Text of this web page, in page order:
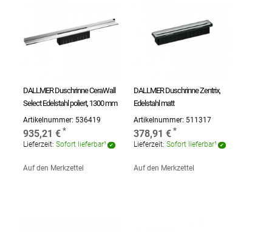
DALLMER Duschrinne CeraWall
Select Edelstahl poliert, 1300 mm
Artikelnummer: 536419
935,21 €
Lieferzeit: Sofort lieferbar¹
Auf den Merkzettel
DALLMER Duschrinne Zentrix,
Edelstahl matt
Artikelnummer: 511317
378,91 €
Lieferzeit: Sofort lieferbar¹
Auf den Merkzettel